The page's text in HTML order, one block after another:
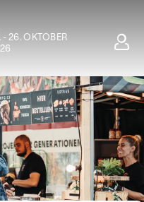
- 26. OKTOBER